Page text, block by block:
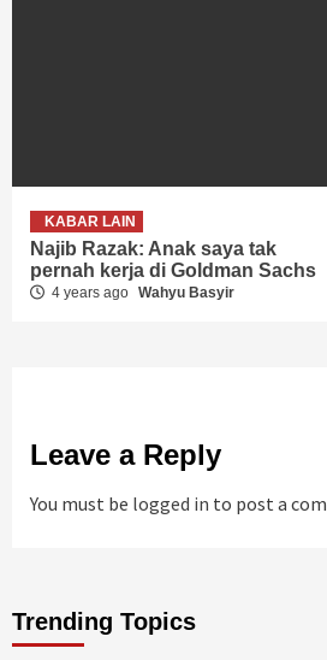
KABAR LAIN
Najib Razak: Anak saya tak
pernah kerja di Goldman Sachs
4 years ago Wahyu Basyir
Leave a Reply
You must be logged in to post a
Trending Topics